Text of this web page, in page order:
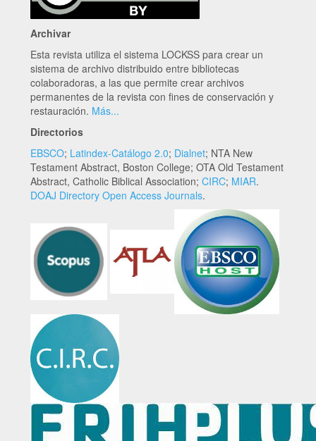
Archivar
Esta revista utiliza el sistema LOCKSS para crear un
sistema de archivo distribuido entre bibliotecas
colaboradoras, a las que permite crear archivos
permanentes de la revista con fines de conservación y
restauración. Más...
Directorios
EBSCO; Latindex-Catálogo 2.0; Dialnet; NTA New
Testament Abstract, Boston College; OTA Old Testament
Abstract, Catholic Biblical Association; CIRC; MIAR.
DOAJ Directory Open Access Journals.